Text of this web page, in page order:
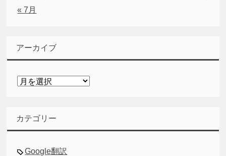
« 7月
アーカイブ
ア
ブ
カテゴリー
Google翻訳